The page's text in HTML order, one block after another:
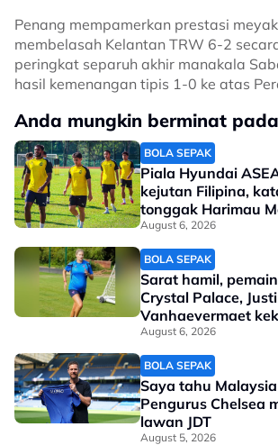
Penang mempamerkan prestasi
membelasah Kelantan TRW 6-2
peringkat separuh akhir manakala
hasil kemenangan tipis 1-0 ke atas
Anda mungkin berminat
BOLA SEPAK
Piala Hyundai
kejutan Filipina,
tonggak Harimau
August 6, 2026
BOLA SEPAK
Sarat hamil,
Crystal Palace,
Vanhaevermaet
steady'
August 6, 2026
BOLA SEPAK
Saya tahu
Pengurus Chelsea
lawan JDT
August 5, 2026